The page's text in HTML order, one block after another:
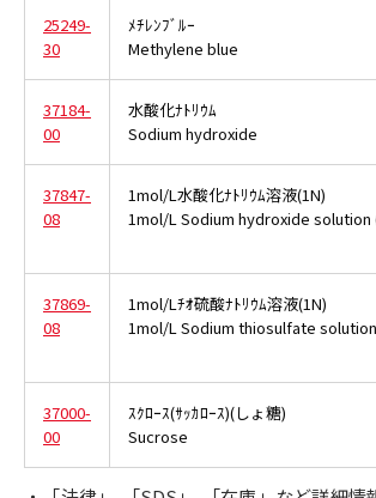
25249-
30
ﾒﾁﾚﾝﾌﾞﾙｰ
Methylene blue
37184-
00
水酸化ﾅﾄﾘｳﾑ
Sodium hydroxide
37847-
08
1mol/L水酸化ﾅﾄﾘｳﾑ溶液(1N)
1mol/L Sodium hydroxide solution
37869-
08
1mol/Lﾁｵ硫酸ﾅﾄﾘｳﾑ溶液(1N)
1mol/L Sodium thiosulfate
37000-
00
ｽｸﾛｰｽ(ｻｯｶﾛｰｽ)(しょ糖)
Sucrose